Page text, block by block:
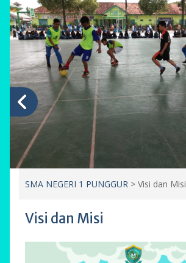
SMA NEGERI 1 PUNGGUR > Visi dan Misi
Visi dan Misi